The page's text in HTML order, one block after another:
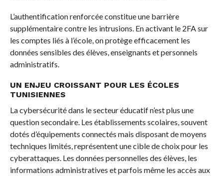
L’authentification renforcée constitue une barrière
supplémentaire contre les intrusions. En activant le 2FA sur
les comptes liés à l’école, on protège efficacement les
données sensibles des élèves, enseignants et personnels
administratifs.
UN ENJEU CROISSANT POUR LES ÉCOLES
TUNISIENNES
La cybersécurité dans le secteur éducatif n’est plus une
question secondaire. Les établissements scolaires, souvent
dotés d’équipements connectés mais disposant de moyens
techniques limités, représentent une cible de choix pour les
cyberattaques. Les données personnelles des élèves, les
informations administratives et parfois même les accès aux